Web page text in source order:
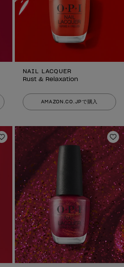
NAIL LACQUER
Rust & Relaxation
AMAZON.CO.JPで購入
ほしいものリストに追加 ほ